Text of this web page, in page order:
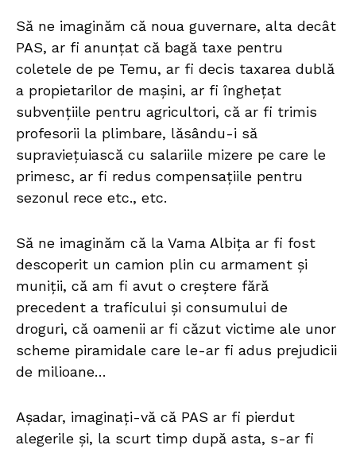
Să ne imaginăm că noua guvernare, alta decât
PAS, ar fi anunțat că bagă taxe pentru
coletele de pe Temu, ar fi decis taxarea dublă
a propietarilor de mașini, ar fi înghețat
subvențiile pentru agricultori, că ar fi trimis
profesorii la plimbare, lăsându-i să
supraviețuiască cu salariile mizere pe care le
primesc, ar fi redus compensațiile pentru
sezonul rece etc., etc.
Să ne imaginăm că la Vama Albița ar fi fost
descoperit un camion plin cu armament și
muniții, că am fi avut o creștere fără
precedent a traficului și consumului de
droguri, că oamenii ar fi căzut victime ale unor
scheme piramidale care le-ar fi adus prejudicii
de milioane…
Așadar, imaginați-vă că PAS ar fi pierdut
alegerile și, la scurt timp după asta, s-ar fi